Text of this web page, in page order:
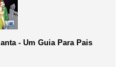
- Um Guia Para Pais